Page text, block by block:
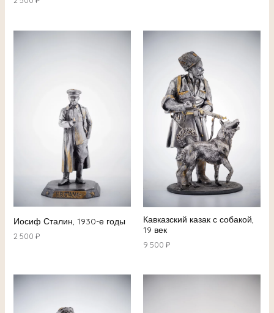
Иосиф Сталин, 1930-е годы
2 500 ₽
Кавказский казак с собакой,
19 век
9 500 ₽